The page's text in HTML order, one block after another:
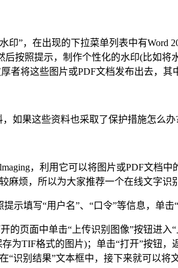
”，在出现的下拉菜单列表中有Word
后按照提示，制作个性化的水印(比如
者将这些图片或PDF文档发布出去，
果这些资料也采取了保护措施怎么办
，利用它可以将图片或PDF文档
烦，所以为大家推荐一个在线文字
示填写“用户名”、“口令”等信息，单击
页面中单击“上传识别图像”按钮进入
为TIF格式的图片)；单击“打开”按钮
“识别结果”文本框中，接下来就可以将